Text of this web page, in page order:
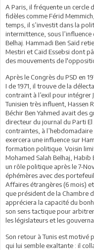
A Paris, il fréquente un cercle
fidèles comme Férid
temps, il s’investit dans la
intermittence, sous
Belhaj. Hammadi Ben Saïd
Mestiri et Caïd Essebsi dont
des mouvements de
Après le Congrès du PSD en
I de 1971, il trouve de la
contraint à l’exil pour intégrer
Tunisien très influent, Hassen
Béchir Ben Yahmed avait des
directeur du journal du Parti
contraintes, à
exercera une influence sur
formation politique. Voisin
Mohamed Salah Belhaj,
un rôle politique après le 7-
éphémères avec des
Affaires étrangères (6 mois)
que président de la Chambre
appréciera la capacité du
son sens tactique pour
les législateurs et les
Son retour à Tunis est motivé
qui lui semble exaltante : il